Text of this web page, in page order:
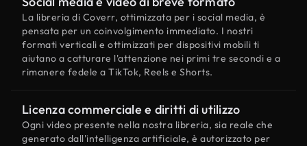
La libreria di Coverr, ottimizzata per i social media, è
pensata per un coinvolgimento immediato. I nostri
formati verticali e ottimizzati per dispositivi mobili ti
aiutano a catturare l'attenzione nei primi tre secondi e a
rimanere fedele a TikTok, Reels e Shorts.
Licenza commerciale e diritti di utilizzo
Ogni video presente nella nostra libreria, sia reale che
generato dall'intelligenza artificiale, è autorizzato per